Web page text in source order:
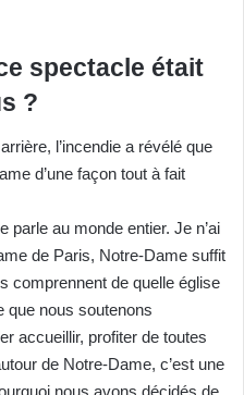
spectacle était
?
l’incendie a révélé que
d’une façon tout à fait
parle au monde entier. Je n’ai
de Paris, Notre-Dame suffit
comprennent de quelle église
que nous soutenons
accueillir, profiter de toutes
de Notre-Dame, c’est une
nous avons décidés de